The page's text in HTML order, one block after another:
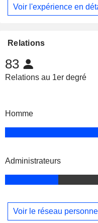
Voir l'expérience en
Relations
83
Relations au 1er degré
Homme
Administrateurs
Voir le réseau personnel